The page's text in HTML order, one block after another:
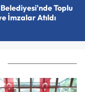
Toplu
İmzalar Atıldı